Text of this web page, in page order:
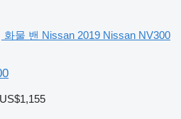
화물 밴 Nissan 2019 Nissan NV300